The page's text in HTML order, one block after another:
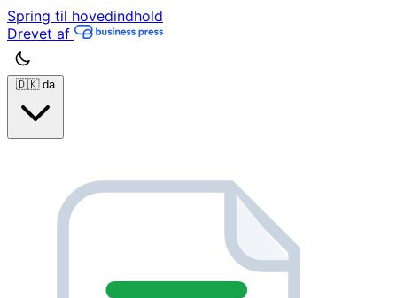
Spring til hovedindhold
Drevet af
🇩🇰 da